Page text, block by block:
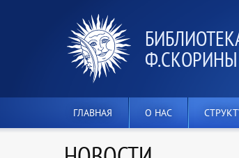
Ф.СКОРИНЫ
ГЛАВНАЯ О НАС